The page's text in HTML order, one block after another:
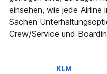
values.
Range:
0
to
einsehen, wie jede Airline
Sachen
Crew/Service und
KLM